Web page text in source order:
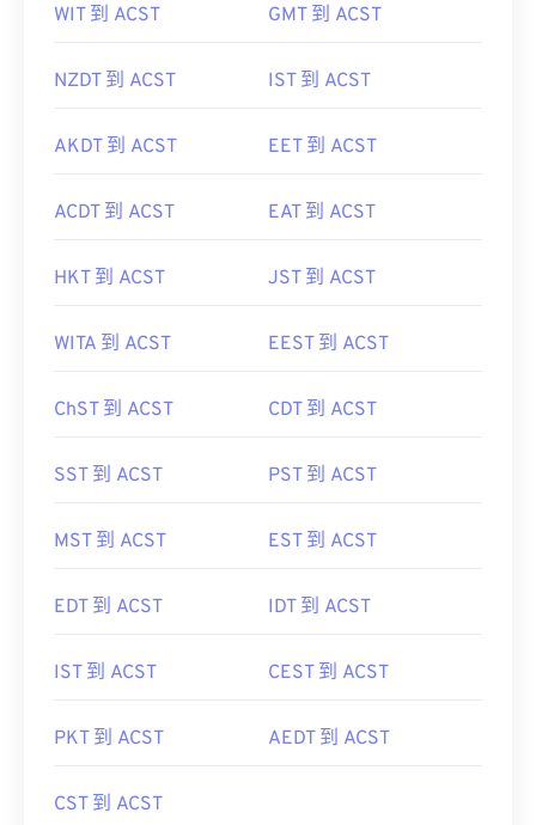
WIT 到 ACST GMT 到 ACST
NZDT 到 ACST IST 到 ACST
AKDT 到 ACST EET 到 ACST
ACDT 到 ACST EAT 到 ACST
HKT 到 ACST JST 到 ACST
WITA 到 ACST EEST 到 ACST
ChST 到 ACST CDT 到 ACST
SST 到 ACST PST 到 ACST
MST 到 ACST EST 到 ACST
EDT 到 ACST IDT 到 ACST
IST 到 ACST CEST 到 ACST
PKT 到 ACST AEDT 到 ACST
CST 到 ACST